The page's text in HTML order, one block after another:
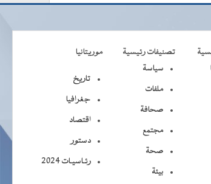
تصنيفات رئيسية
موريتانيا
سياسة
ملفات
صحافة
مجتمع
صحة
بيئة
تاريخ
جغرافيا
اقتصاد
دستور
رئـاسيـات 2024